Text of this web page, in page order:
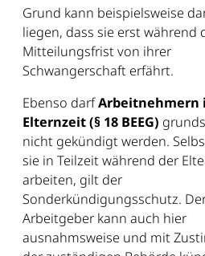
Grund kann beispielsweise
liegen, dass sie erst während
Mitteilungsfrist von ihrer
Schwangerschaft erfährt.
Ebenso darfArbeitnehmern
Elternzeit (§ 18 BEEG)
nicht gekündigt werden.
sie in Teilzeit während der
arbeiten, gilt der
Sonderkündigungsschutz.
Arbeitgeber kann auch hier
ausnahmsweise und mit